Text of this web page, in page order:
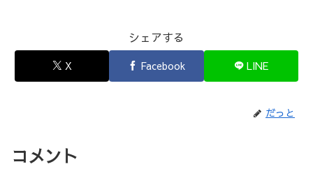
シェアする
X Facebook LINE
だっと
コメント